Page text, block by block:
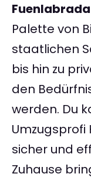
Fuenlabrada
Palette von
staatlichen
bis hin zu
den
werden. Du
sicher und
Zuhause